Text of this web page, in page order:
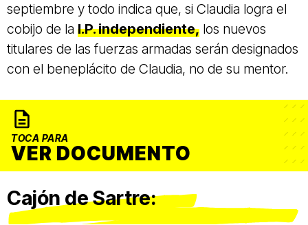
septiembre y todo indica que, si Claudia logra el
cobijo de la I.P. independiente, los nuevos
titulares de las fuerzas armadas serán designados
con el beneplácito de Claudia, no de su mentor.
TOCA PARA
VER DOCUMENTO
Cajón de Sartre: